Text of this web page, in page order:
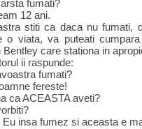
fumati?
12 ani.
stiti ca daca nu fumati,
o viata, va puteati
Bentley care stationa in
ii raspunde:
fumati?
fereste!
ca ACEASTA aveti?
Eu insa fumez si aceasta e